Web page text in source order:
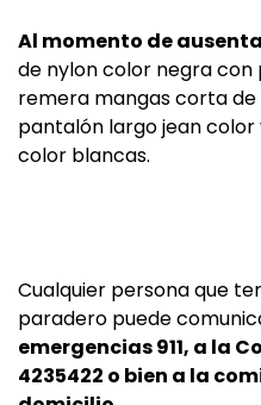
Al momento de
de nylon color negra con
remera mangas corta de
pantalón largo jean
color blancas.
Cualquier persona que
paradero puede
emergencias 911, a la
4235422 o bien a la